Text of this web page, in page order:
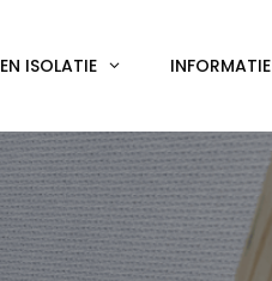
ISOLATIE INFORMATIE